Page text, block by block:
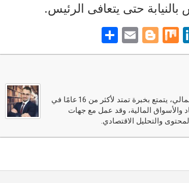
حتى يتعافى الرئيس.
Li
n
n
M
ix
Bl
o
er
E
m
h
مجدي النوري محلل أسواق مالية ومختص في التحليل الاقتصادي والمالي، يتمتع بخبرة تمتد لأكثر من 16 عامًا في
والأسواق المالية، وقد عمل مع جهات
والتحليل الاقتصادي.